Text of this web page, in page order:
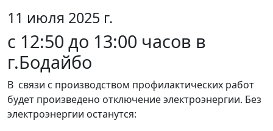
11 июля 2025 г.
с 12:50 до 13:00 часов в
г.Бодайбо
В связи с производством профилактических работ
будет произведено отключение электроэнергии. Без
электроэнергии останутся: